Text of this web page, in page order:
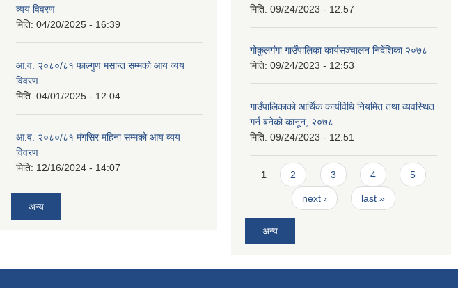
व्यय विवरण
मिति: 04/20/2025 - 16:39
आ.व. २०८०/८१ फाल्गुण मसान्त सम्मको आय व्यय
विवरण
मिति: 04/01/2025 - 12:04
आ.व. २०८०/८१ मंगसिर महिना सम्मको आय व्यय
विवरण
मिति: 12/16/2024 - 14:07
अन्य
मिति: 09/24/2023 - 12:57
गोकुलगंगा गाउँपालिका कार्यसञ्चालन निर्देशिका २०७८
मिति: 09/24/2023 - 12:53
गाउँपालिकाको आर्थिक कार्यविधि नियमित तथा व्यवस्थित
गर्न बनेको कानून, २०७८
मिति: 09/24/2023 - 12:51
Pages
1 2 3 4 5
next › last »
अन्य